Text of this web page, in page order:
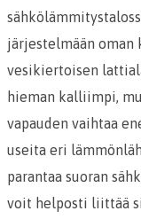
järjestelmään oman
vesikiertoisen
hieman kalliimpi,
vapauden vaihtaa
useita eri
parantaa suoran
voit helposti liittää